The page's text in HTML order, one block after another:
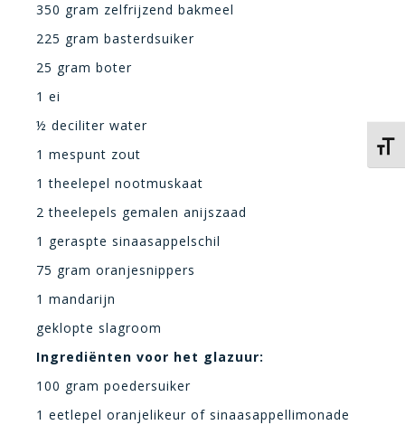
350 gram zelfrijzend bakmeel
225 gram basterdsuiker
25 gram boter
1 ei
½ deciliter water
1 mespunt zout
1 theelepel nootmuskaat
2 theelepels gemalen anijszaad
1 geraspte sinaasappelschil
75 gram oranjesnippers
1 mandarijn
geklopte slagroom
Ingrediënten voor het glazuur:
100 gram poedersuiker
1 eetlepel oranjelikeur of sinaasappellimonade